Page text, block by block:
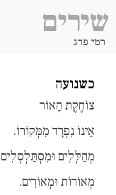
שירים
רמי פרג
כשנועה
צוֹחֶקֶת הָאוֹר
אֵינוֹ נִפְרָד מִמְּקוֹרוֹ.
מְהַלְּלִים וּמִסְתַּלְסְלִים
מְאוֹרוֹת וּמְאוֹרִים.